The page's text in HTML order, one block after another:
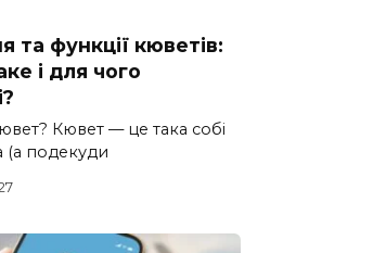
та функції кюветів:
і для чого
Кювет — це така собі
(а подекуди